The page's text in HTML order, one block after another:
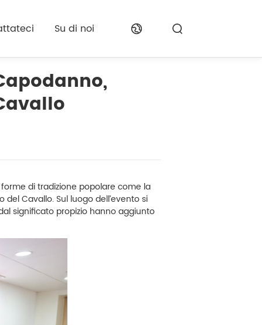
Su di noi
di tradizione popolare come la
Cavallo. Sul luogo dell’evento si
significato propizio hanno aggiunto